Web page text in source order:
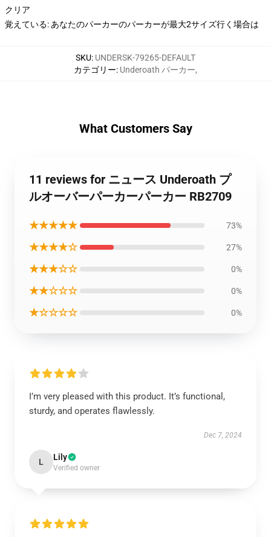
クリア
覚えている: あなたのパーカーのパーカーが最大2サイズ行く場合は
SKU: UNDERSK-79265-DEFAULT
カテゴリー: Underoath パーカー,
What Customers Say
11 reviews for ニュース Underoath プ
ルオーバーパーカーパーカー RB2709
★★★★★ 73%
★★★★☆ 27%
★★★☆☆ 0%
★★☆☆☆ 0%
★☆☆☆☆ 0%
I’m very pleased with this product. It’s functional,
sturdy, and operates flawlessly.
Dec 7, 2024
L Lily
Verified owner